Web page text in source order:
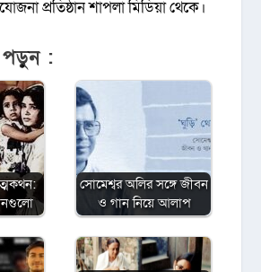
প্রতিষ্ঠান শাপলা মিডিয়া থেকে।
:
সোমেশ্বর অলির সঙ্গে জীবন
ও গান নিয়ে আলাপ